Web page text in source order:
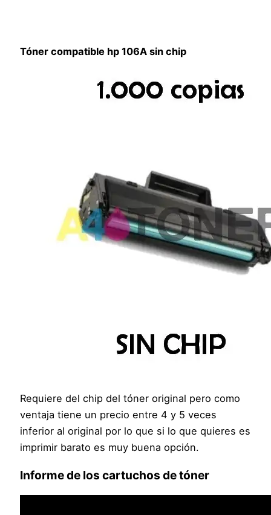
Tóner compatible hp 106A sin chip
Requiere del chip del tóner original pero como
ventaja tiene un precio entre 4 y 5 veces
inferior al original por lo que si lo que quieres es
imprimir barato es muy buena opción.
Informe de los cartuchos de tóner